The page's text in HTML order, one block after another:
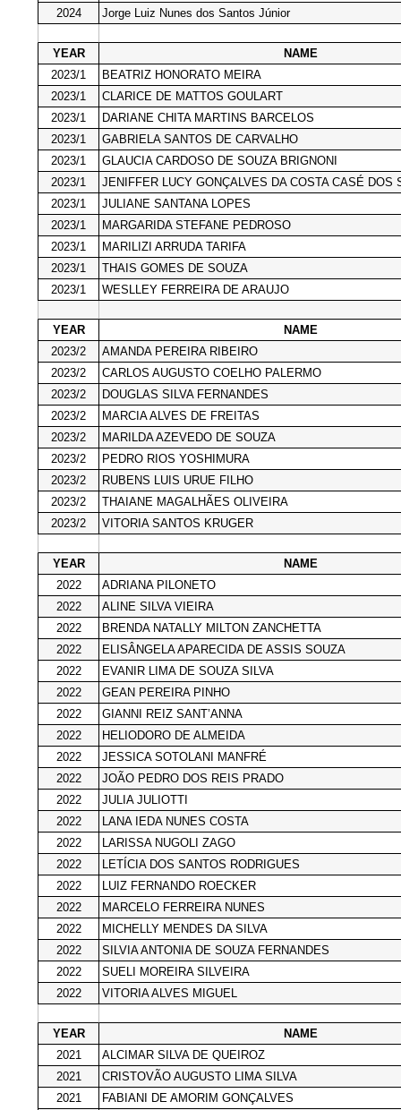
2024
Jorge Luiz Nunes dos Santos Júnior
YEAR
NAME
2023/1
BEATRIZ HONORATO MEIRA
2023/1
CLARICE DE MATTOS GOULART
2023/1
DARIANE CHITA MARTINS BARCELOS
2023/1
GABRIELA SANTOS DE CARVALHO
2023/1
GLAUCIA CARDOSO DE SOUZA BRIGNONI
2023/1
JENIFFER LUCY GONÇALVES DA COSTA CASÉ DOS
2023/1
JULIANE SANTANA LOPES
2023/1
MARGARIDA STEFANE PEDROSO
2023/1
MARILIZI ARRUDA TARIFA
2023/1
THAIS GOMES DE SOUZA
2023/1
WESLLEY FERREIRA DE ARAUJO
YEAR
NAME
2023/2
AMANDA PEREIRA RIBEIRO
2023/2
CARLOS AUGUSTO COELHO PALERMO
2023/2
DOUGLAS SILVA FERNANDES
2023/2
MARCIA ALVES DE FREITAS
2023/2
MARILDA AZEVEDO DE SOUZA
2023/2
PEDRO RIOS YOSHIMURA
2023/2
RUBENS LUIS URUE FILHO
2023/2
THAIANE MAGALHÃES OLIVEIRA
2023/2
VITORIA SANTOS KRUGER
YEAR
NAME
2022
ADRIANA PILONETO
2022
ALINE SILVA VIEIRA
2022
BRENDA NATALLY MILTON ZANCHETTA
2022
ELISÂNGELA APARECIDA DE ASSIS SOUZA
2022
EVANIR LIMA DE SOUZA SILVA
2022
GEAN PEREIRA PINHO
2022
GIANNI REIZ SANT’ANNA
2022
HELIODORO DE ALMEIDA
2022
JESSICA SOTOLANI MANFRÉ
2022
JOÃO PEDRO DOS REIS PRADO
2022
JULIA JULIOTTI
2022
LANA IEDA NUNES COSTA
2022
LARISSA NUGOLI ZAGO
2022
LETÍCIA DOS SANTOS RODRIGUES
2022
LUIZ FERNANDO ROECKER
2022
MARCELO FERREIRA NUNES
2022
MICHELLY MENDES DA SILVA
2022
SILVIA ANTONIA DE SOUZA FERNANDES
2022
SUELI MOREIRA SILVEIRA
2022
VITORIA ALVES MIGUEL
YEAR
NAME
2021
ALCIMAR SILVA DE QUEIROZ
2021
CRISTOVÃO AUGUSTO LIMA SILVA
2021
FABIANI DE AMORIM GONÇALVES